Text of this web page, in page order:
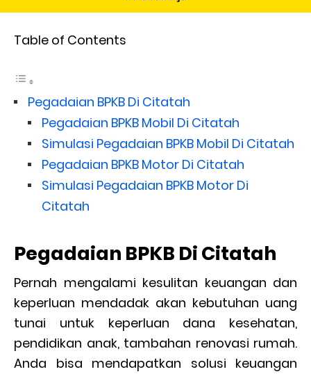
Table of Contents
Pegadaian BPKB Di Citatah
Pegadaian BPKB Mobil Di Citatah
Simulasi Pegadaian BPKB Mobil Di Citatah
Pegadaian BPKB Motor Di Citatah
Simulasi Pegadaian BPKB Motor Di
Citatah
Pegadaian BPKB Di Citatah
Pernah mengalami kesulitan keuangan dan
keperluan mendadak akan kebutuhan uang
tunai untuk keperluan dana kesehatan,
pendidikan anak, tambahan renovasi rumah.
Anda bisa mendapatkan solusi keuangan